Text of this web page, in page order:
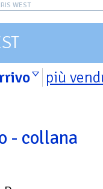
WEST
più
- collana